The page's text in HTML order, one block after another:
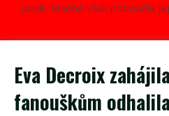
pupík. Mnohé však pobouřila
Eva Decroix
fanouškům